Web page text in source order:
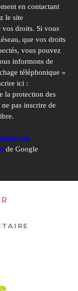
en contactant
le site
vos droits. Si vous
que vos droits
vous pouvez
informons de
téléphonique «
ici :
la protection des
pas inscrire de
de
de Google